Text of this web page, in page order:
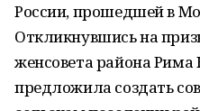
России, прошедшей в
Откликнувшись на
женсовета района
предложила создать